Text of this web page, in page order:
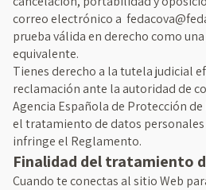
correo electrónico a
prueba válida en derecho como
equivalente.
Tienes derecho a la tutela judicial
reclamación ante la autoridad de
Agencia Española de Protección
el tratamiento de datos
infringe el Reglamento.
Finalidad del tratamiento
Cuando te conectas al sitio Web